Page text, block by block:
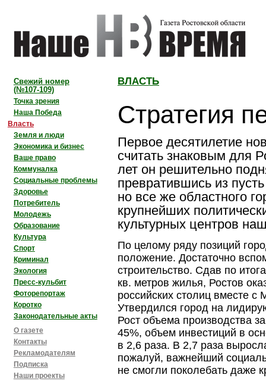
ВЛАСТЬ
Стратегия
Первое десятилетие
считать знаковым для
лет он решительно
превратившись из
но все же областного
крупнейших
культурных центров
По целому ряду позиций
положение. Достаточно
строительство. Сдав по
кв. метров жилья, Ростов
российских столиц вместе с
Утвердился город на
Рост объема производства
45%, объем инвестиций в
в 2,6 раза. В 2,7 раза
пожалуй, важнейший
не смогли поколебать даже
Свежий номер
(№107-109)
Точка зрения
Наша Победа
Власть
Земля и люди
Экономика и бизнес
Ваше право
Коммуналка
Социальные проблемы
Здоровье
Потребитель
Молодежь
Образование
Культура
Спорт
Криминал
Экология
Пресс-кульбит
Фоторепортаж
Коротко
Законодательные акты
О газете
Контакты
Рекламодателям
Подписка
Наши проекты